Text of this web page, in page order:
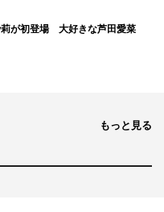
ビ編成部）コメント
げをつけていただいた
貴公子でエリートでし
にその人物像と重なりま
莉が初登場 大好きな芦田愛菜
もっと見る